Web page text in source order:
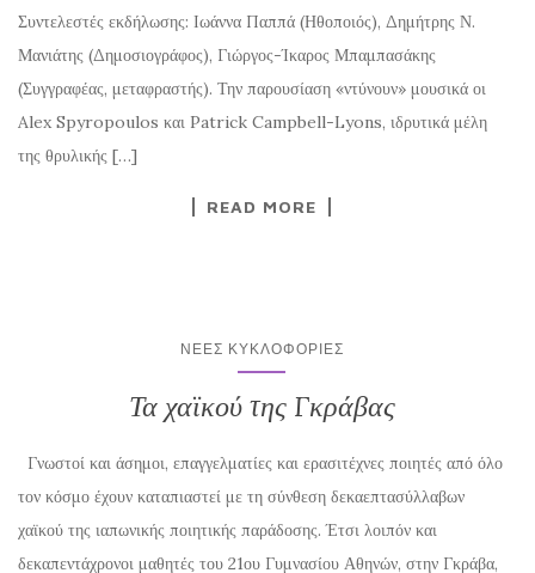
Συντελεστές εκδήλωσης: Ιωάννα Παππά (Ηθοποιός), Δημήτρης Ν.
Μανιάτης (Δημοσιογράφος), Γιώργος-Ίκαρος Μπαμπασάκης
(Συγγραφέας, μεταφραστής). Την παρουσίαση «ντύνουν» μουσικά οι
Alex Spyropoulos και Patrick Campbell-Lyons, ιδρυτικά μέλη
της θρυλικής […]
READ MORE
ΝΈΕΣ ΚΥΚΛΟΦΟΡΊΕΣ
Τα χαϊκού της Γκράβας
Γνωστοί και άσημοι, επαγγελματίες και ερασιτέχνες ποιητές από όλο
τον κόσμο έχουν καταπιαστεί με τη σύνθεση δεκαεπτασύλλαβων
χαϊκού της ιαπωνικής ποιητικής παράδοσης. Έτσι λοιπόν και
δεκαπεντάχρονοι μαθητές του 21ου Γυμνασίου Αθηνών, στην Γκράβα,